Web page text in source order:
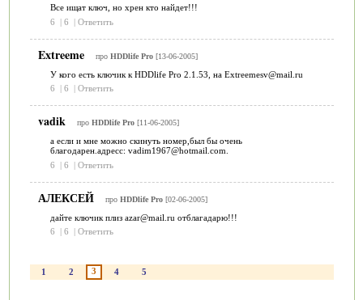
Все ищат ключ, но хрен кто найдет!!!
6
| 6 | Ответить
Extreeme про HDDlife Pro [13-06-2005]
У кого есть ключик к HDDlife Pro 2.1.53, на Extreemesv@mail.ru
6
| 6 | Ответить
vadik про HDDlife Pro [11-06-2005]
а если и мне можно скинуть номер,был бы очень
благодарен.адресс: vadim1967@hotmail.com.
6
| 6 | Ответить
АЛЕКСЕЙ про HDDlife Pro [02-06-2005]
дайте ключик плиз azar@mail.ru отблагадарю!!!
6
| 6 | Ответить
1 2 3 4 5